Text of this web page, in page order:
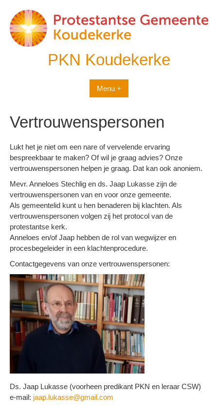
naar
inhoud
PKN Koudekerke
Menu +
Vertrouwenspersonen
Lukt het je niet om een nare of vervelende ervaring
bespreekbaar te maken? Of wil je graag advies? Onze
vertrouwenspersonen helpen je graag. Dat kan ook anoniem.
Mevr. Anneloes Stechlig en ds. Jaap Lukasse zijn de
vertrouwenspersonen van en voor onze gemeente.
Als gemeentelid kunt u hen benaderen bij klachten. Als
vertrouwenspersonen volgen zij het protocol van de
protestantse kerk.
Anneloes en/of Jaap hebben de rol van wegwijzer en
procesbegeleider in een klachtenprocedure.
Contactgegevens van onze vertrouwenspersonen:
Ds. Jaap Lukasse (voorheen predikant PKN en leraar CSW)
e-mail: jaap.lukasse@gmail.com